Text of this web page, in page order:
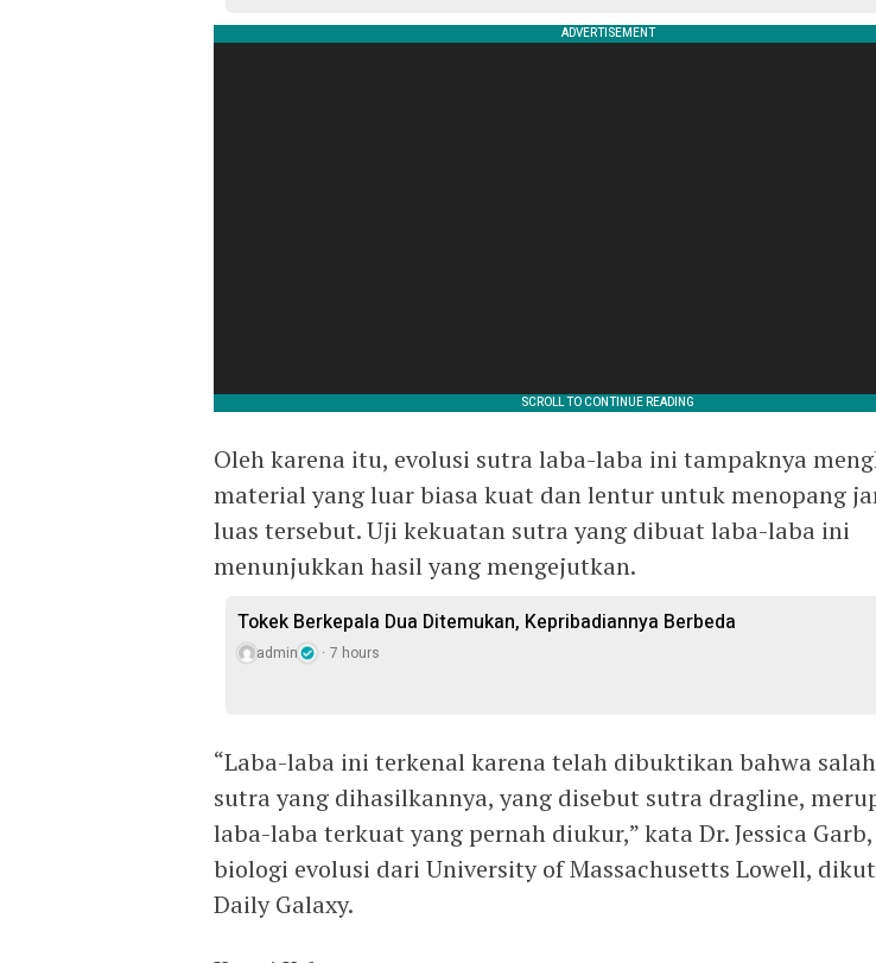
Oleh karena itu, evolusi sutra laba-laba ini tampaknya
material yang luar biasa kuat dan lentur untuk menopang
luas tersebut. Uji kekuatan sutra yang dibuat laba-laba ini
menunjukkan hasil yang mengejutkan.
Tokek Berkepala Dua Ditemukan, Kepribadiannya Berbeda
admin 7 hours
“Laba-laba ini terkenal karena telah dibuktikan bahwa
sutra yang dihasilkannya, yang disebut sutra dragline,
laba-laba terkuat yang pernah diukur,” kata Dr. Jessica
biologi evolusi dari University of Massachusetts Lowell,
Daily Galaxy.